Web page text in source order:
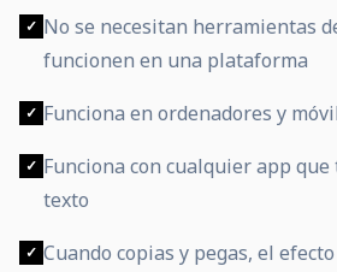
✓ No se necesitan herramientas
funcionen en una plataforma
✓ Funciona en ordenadores y
✓ Funciona con cualquier app
texto
✓ Cuando copias y pegas, el